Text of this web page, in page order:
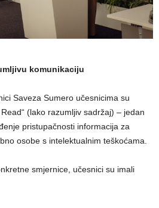
komunikaciju
Saveza Sumero učesnicima su
(lako razumljiv sadržaj) – jedan
pristupačnosti informacija za
osobe s intelektualnim teškoćama.
smjernice, učesnici su imali